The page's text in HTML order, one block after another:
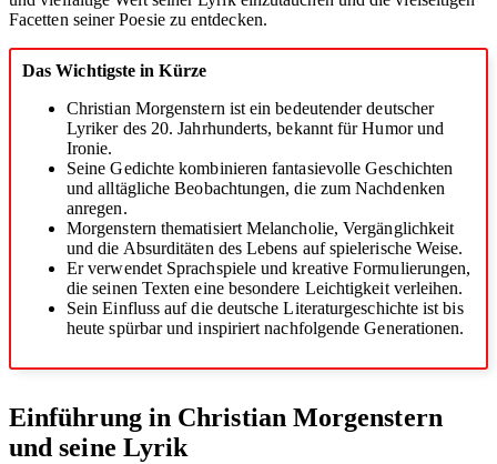
Facetten seiner Poesie zu entdecken.
Das Wichtigste in Kürze
Christian Morgenstern ist ein bedeutender deutscher
Lyriker des 20. Jahrhunderts, bekannt für Humor und
Ironie.
Seine Gedichte kombinieren fantasievolle Geschichten
und alltägliche Beobachtungen, die zum Nachdenken
anregen.
Morgenstern thematisiert Melancholie, Vergänglichkeit
und die Absurditäten des Lebens auf spielerische Weise.
Er verwendet Sprachspiele und kreative Formulierungen,
die seinen Texten eine besondere Leichtigkeit verleihen.
Sein Einfluss auf die deutsche Literaturgeschichte ist bis
heute spürbar und inspiriert nachfolgende Generationen.
Einführung in Christian Morgenstern
und seine Lyrik